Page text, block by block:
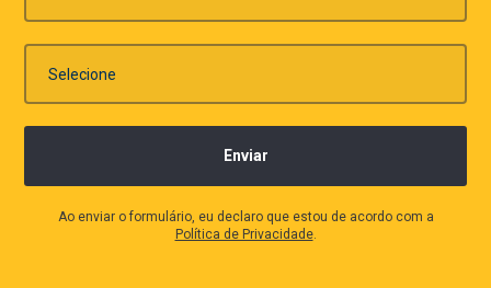
Ao enviar o formulário, eu declaro que estou de acordo com a
Política de Privacidade.